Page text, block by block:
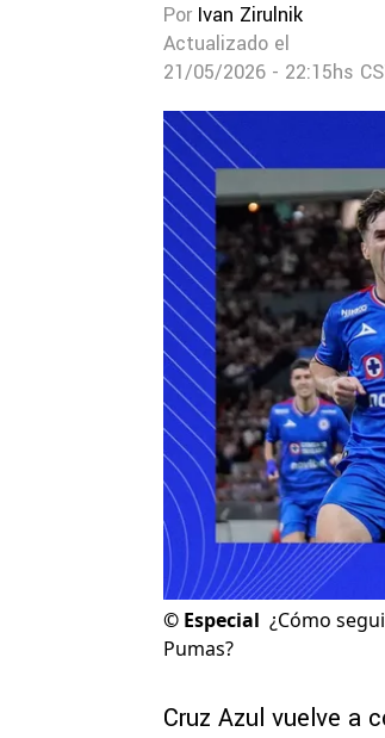
Por Ivan Zirulnik
Actualizado el
21/05/2026 - 22:15hs
© Especial ¿Cómo
Pumas?
Cruz Azul vuelve a